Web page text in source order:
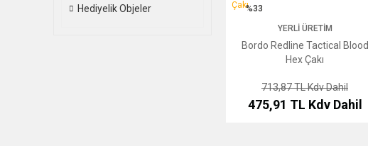
Hediyelik Objeler
%33
YERLI ÜRETIM
Bordo Redline Tactical Blood
Hex Çakı
713,87 TLKdv Dahil
475,91 TL Kdv Dahil